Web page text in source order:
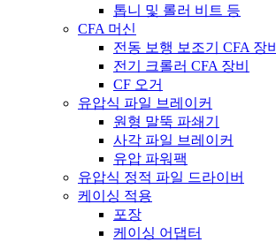
톱니 및 롤러 비트 등
CFA 머신
전동 보행 보조기 CFA 장비
전기 크롤러 CFA 장비
CF 오거
유압식 파일 브레이커
원형 말뚝 파쇄기
사각 파일 브레이커
유압 파워팩
유압식 정적 파일 드라이버
케이싱 적용
포장
케이싱 어댑터